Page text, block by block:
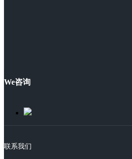
We咨询
联系我们